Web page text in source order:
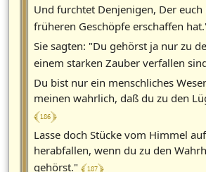
Und furchtet Denjenigen, Der
früheren Geschöpfe erschaffen
Sie sagten: "Du gehörst ja nur zu
einem starken Zauber verfallen
Du bist nur ein menschliches
meinen wahrlich, daß du zu den
﴾ 186 ﴿
Lasse doch Stücke vom Himmel
herabfallen, wenn du zu den
gehörst."